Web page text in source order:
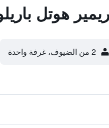
هوتل
2 من الضيوف، غرفة واحدة